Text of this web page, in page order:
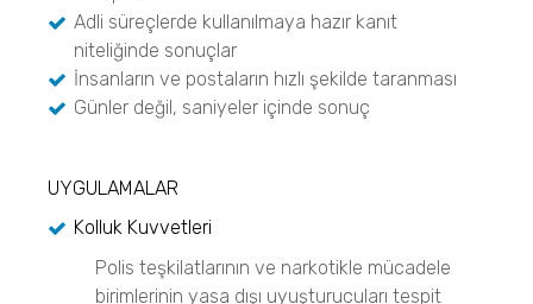
TURBISCAN TOWER
TURBISCAN DNS
TURBISCAN AGS
TURBISCAN OIL Serisi
Stabino Zeta
Zeta Potansiyeli
NANOS
Micro CT 3D Görüntüleme
N60 micro-CT
N70 micro-CT
Sprey Analizleri
VisiSize P15+
VisiSize N60
VisiSize N60maX
NANOTRAC FLEX
Partikül Boyut ve Şekil Analiz Cihazları
CAMSIZER X2
CAMSIZER 3D
SYNC
Stabilite ve Raf Ömrü Analizleri
TURBISCAN LAB
TURBISCAN TRILAB
Adli süreçlerde kullanılmaya hazır kanıt
niteliğinde sonuçlar
İnsanların ve postaların hızlı şekilde taranması
Günler değil, saniyeler içinde sonuç
UYGULAMALAR
Kolluk Kuvvetleri
Polis teşkilatlarının ve narkotikle mücadele
birimlerinin yasa dışı uyuşturucuları tespit